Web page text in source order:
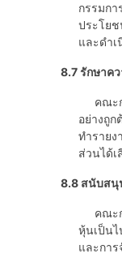
กรรมก
ประโยช
และดำเ
8.7 รักษาค
คณะก
อย่างถู
ทำราย
ส่วนได้เ
8.8 สนับสนุ
คณะก
หุ้นเป็นไ
และกา